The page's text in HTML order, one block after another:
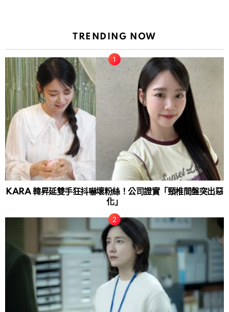
TRENDING NOW
KARA 韓昇延雙手狂抖嚇壞粉絲！公司證實「頸椎間盤突出惡
化」